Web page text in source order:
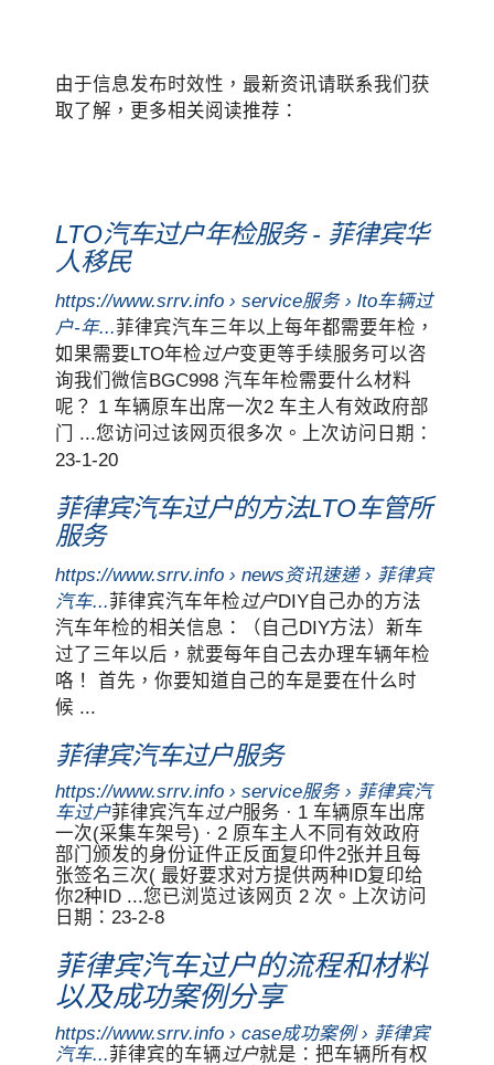
由于信息发布时效性，最新资讯请联系我们获
取了解，更多相关阅读推荐：
LTO汽车过户年检服务 - 菲律宾华
人移民
https://www.srrv.info › service服务 › lto车辆过
户-年...菲律宾汽车三年以上每年都需要年检，
如果需要LTO年检过户变更等手续服务可以咨
询我们微信BGC998 汽车年检需要什么材料
呢？ 1 车辆原车出席一次2 车主人有效政府部
门 ...您访问过该网页很多次。上次访问日期：
23-1-20
菲律宾汽车过户的方法LTO车管所
服务
https://www.srrv.info › news资讯速递 › 菲律宾
汽车...菲律宾汽车年检过户DIY自己办的方法
汽车年检的相关信息：（自己DIY方法）新车
过了三年以后，就要每年自己去办理车辆年检
咯！ 首先，你要知道自己的车是要在什么时
候 ...
菲律宾汽车过户服务
https://www.srrv.info › service服务 › 菲律宾汽
车过户菲律宾汽车过户服务 · 1 车辆原车出席
一次(采集车架号) · 2 原车主人不同有效政府
部门颁发的身份证件正反面复印件2张并且每
张签名三次( 最好要求对方提供两种ID复印给
你2种ID ...您已浏览过该网页 2 次。上次访问
日期：23-2-8
菲律宾汽车过户的流程和材料
以及成功案例分享
https://www.srrv.info › case成功案例 › 菲律宾
汽车...菲律宾的车辆过户就是：把车辆所有权